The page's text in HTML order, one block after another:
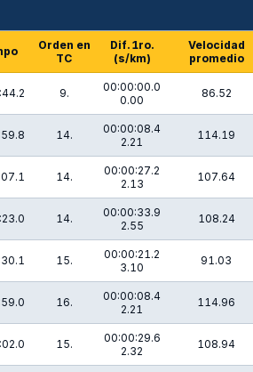
Orden en
TC
Dif. 1ro.
(s/km)
Velocidad
promedio
9.
00:00:00.0
0.00
86.52
14.
00:00:08.4
2.21
114.19
14.
00:00:27.2
2.13
107.64
14.
00:00:33.9
2.55
108.24
15.
00:00:21.2
3.10
91.03
16.
00:00:08.4
2.21
114.96
15.
00:00:29.6
2.32
108.94